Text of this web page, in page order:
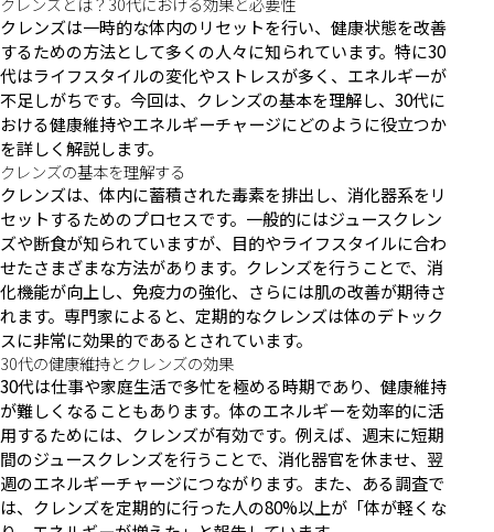
クレンズは一時的な体内のリセットを行い、健康状態を改善
するための方法として多くの人々に知られています。特に30
代はライフスタイルの変化やストレスが多く、エネルギーが
不足しがちです。今回は、クレンズの基本を理解し、30代に
おける健康維持やエネルギーチャージにどのように役立つか
を詳しく解説します。
クレンズの基本を理解する
クレンズは、体内に蓄積された毒素を排出し、消化器系をリ
セットするためのプロセスです。一般的にはジュースクレン
ズや断食が知られていますが、目的やライフスタイルに合わ
せたさまざまな方法があります。クレンズを行うことで、消
化機能が向上し、免疫力の強化、さらには肌の改善が期待さ
れます。専門家によると、定期的なクレンズは体のデトック
スに非常に効果的であるとされています。
30代の健康維持とクレンズの効果
30代は仕事や家庭生活で多忙を極める時期であり、健康維持
が難しくなることもあります。体のエネルギーを効率的に活
用するためには、クレンズが有効です。例えば、週末に短期
間のジュースクレンズを行うことで、消化器官を休ませ、翌
週のエネルギーチャージにつながります。また、ある調査で
は、クレンズを定期的に行った人の80%以上が「体が軽くな